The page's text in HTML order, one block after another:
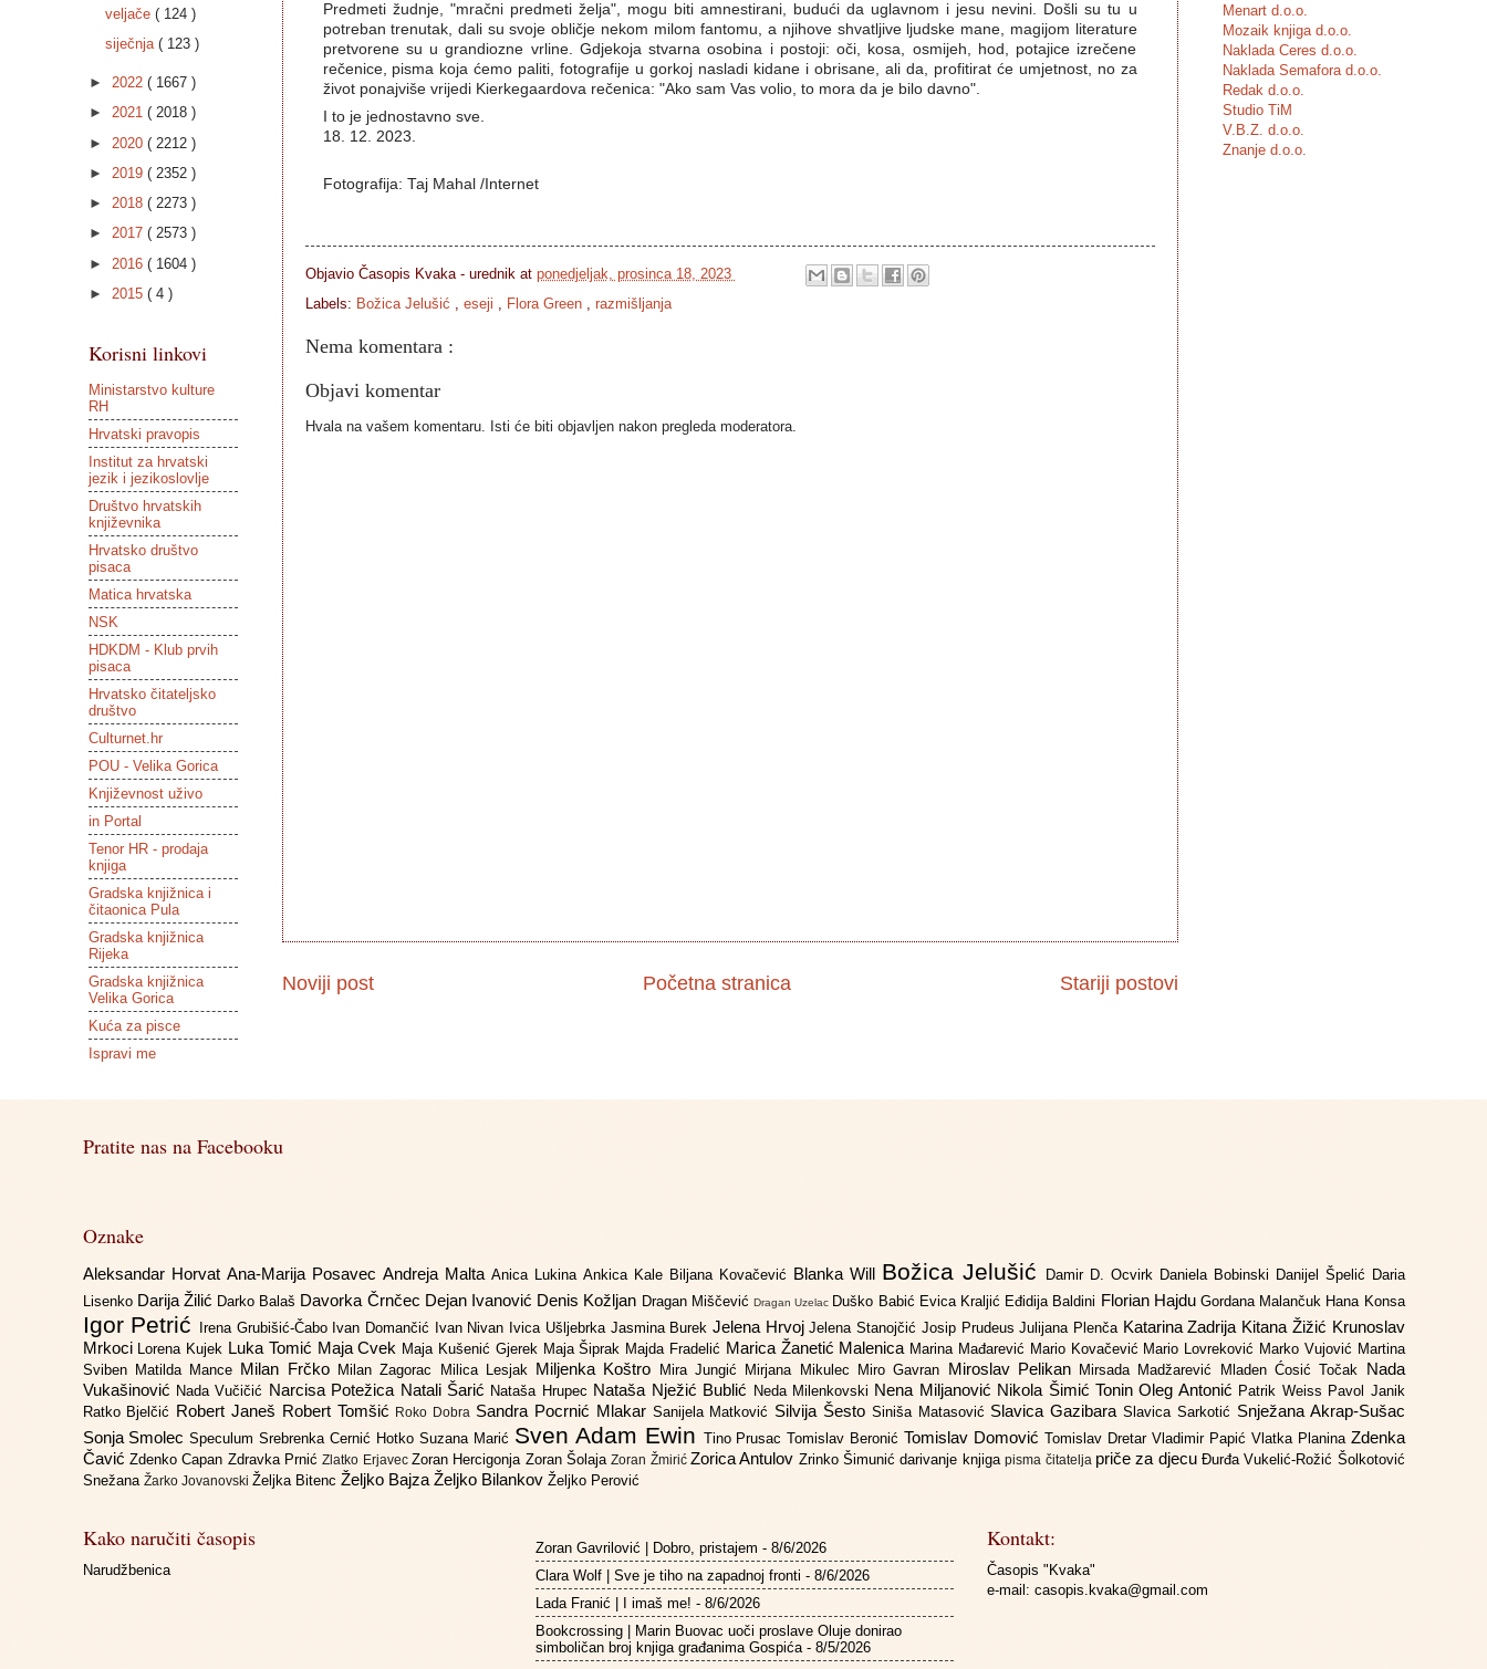
Predmeti žudnje, "mračni predmeti želja", mogu biti amnestirani, budući da uglavnom i jesu nevini. Došli su tu u
potreban trenutak, dali su svoje obličje nekom milom fantomu, a njihove shvatljive ljudske mane, magijom literature
pretvorene su u grandiozne vrline. Gdjekoja stvarna osobina i postoji: oči, kosa, osmijeh, hod, potajice izrečene
rečenice, pisma koja ćemo paliti, fotografije u gorkoj nasladi kidane i obrisane, ali da, profitirat će umjetnost, no za
život ponajviše vrijedi Kierkegaardova rečenica: "Ako sam Vas volio, to mora da je bilo davno".
I to je jednostavno sve.
18. 12. 2023.
Fotografija: Taj Mahal /Internet
Objavio Časopis Kvaka - urednik at ponedjeljak, prosinca 18, 2023
Labels: Božica Jelušić , eseji , Flora Green , razmišljanja
Nema komentara :
Objavi komentar
Hvala na vašem komentaru. Isti će biti objavljen nakon pregleda moderatora.
Noviji post Stariji postovi
Početna stranica
veljače ( 124 )
siječnja ( 123 )
► 2022 ( 1667 )
► 2021 ( 2018 )
► 2020 ( 2212 )
► 2019 ( 2352 )
► 2018 ( 2273 )
► 2017 ( 2573 )
► 2016 ( 1604 )
► 2015 ( 4 )
Korisni linkovi
Ministarstvo kulture
RH
Hrvatski pravopis
Institut za hrvatski
jezik i jezikoslovlje
Društvo hrvatskih
književnika
Hrvatsko društvo
pisaca
Matica hrvatska
NSK
HDKDM - Klub prvih
pisaca
Hrvatsko čitateljsko
društvo
Culturnet.hr
POU - Velika Gorica
Književnost uživo
in Portal
Tenor HR - prodaja
knjiga
Gradska knjižnica i
čitaonica Pula
Gradska knjižnica
Rijeka
Gradska knjižnica
Velika Gorica
Kuća za pisce
Ispravi me
Menart d.o.o.
Mozaik knjiga d.o.o.
Naklada Ceres d.o.o.
Naklada Semafora d.o.o.
Redak d.o.o.
Studio TiM
V.B.Z. d.o.o.
Znanje d.o.o.
Pratite nas na Facebooku
Oznake
Aleksandar Horvat Ana-Marija Posavec Andreja Malta Anica Lukina Ankica Kale Biljana Kovačević Blanka Will Božica Jelušić Damir D. Ocvirk Daniela Bobinski Danijel Špelić Daria
Lisenko Darija Žilić Darko Balaš Davorka Črnčec Dejan Ivanović Denis Kožljan Dragan MiščevićDragan Uzelac Duško Babić Evica Kraljić Eđidija Baldini Florian Hajdu Gordana Malančuk Hana Konsa
Igor Petrić Irena Grubišić-Čabo Ivan Domančić Ivan Nivan Ivica Ušljebrka Jasmina BurekJelena HrvojJelena Stanojčić Josip PrudeusJulijana Plenča Katarina Zadrija Kitana Žižić Krunoslav
Mrkoci Lorena Kujek Luka Tomić Maja Cvek Maja Kušenić Gjerek Maja Šiprak Majda Fradelić Marica Žanetić Malenica Marina Mađarević Mario Kovačević Mario Lovreković Marko Vujović Martina
Sviben Matilda Mance Milan Frčko Milan Zagorac Milica Lesjak Miljenka Koštro Mira Jungić Mirjana Mikulec Miro Gavran Miroslav Pelikan Mirsada Madžarević Mladen Ćosić Točak Nada
Vukašinović Nada Vučičić Narcisa Potežica Natali Šarić Nataša Hrupec Nataša Nježić Bublić Neda Milenkovski Nena Miljanović Nikola Šimić ToninOleg Antonić Patrik Weiss Pavol Janik
Ratko Bjelčić Robert Janeš Robert Tomšić Roko Dobra Sandra Pocrnić Mlakar Sanijela Matković Silvija Šesto Siniša Matasović Slavica GazibaraSlavica Sarkotić Snježana Akrap-Sušac
Sonja SmolecSpeculumSrebrenka Cernić Hotko Suzana Marić Sven Adam Ewin Tino PrusacTomislav Beronić Tomislav DomovićTomislav Dretar Vladimir Papić Vlatka Planina Zdenka
Čavić Zdenko Capan Zdravka PrnićZlatko Erjavec Zoran Hercigonja Zoran ŠolajaZoran ŽmirićZorica Antulov Zrinko Šimunićdarivanje knjigapisma čitatelja priče za djecu Đurđa Vukelić-Rožić Šolkotović
Snežana Žarko Jovanovski Željka Bitenc Željko Bajza Željko Bilankov Željko Perović
Kako naručiti časopis
Narudžbenica
Zoran Gavrilović | Dobro, pristajem - 8/6/2026
Clara Wolf | Sve je tiho na zapadnoj fronti - 8/6/2026
Lada Franić | I imaš me! - 8/6/2026
Bookcrossing | Marin Buovac uoči proslave Oluje donirao
simboličan broj knjiga građanima Gospića- 8/5/2026
Kontakt:
Časopis "Kvaka"
e-mail: casopis.kvaka@gmail.com